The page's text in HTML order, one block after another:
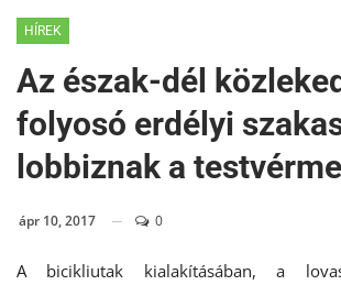
HÍREK
Az észak-dél
folyosó erdélyi
lobbiznak a
ápr 10, 2017 0
A bicikliutak kialakításában, a